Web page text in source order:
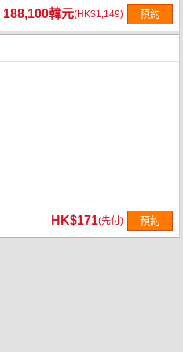
預約
188,100韓元(HK$1,149)
預約
HK$171(先付)